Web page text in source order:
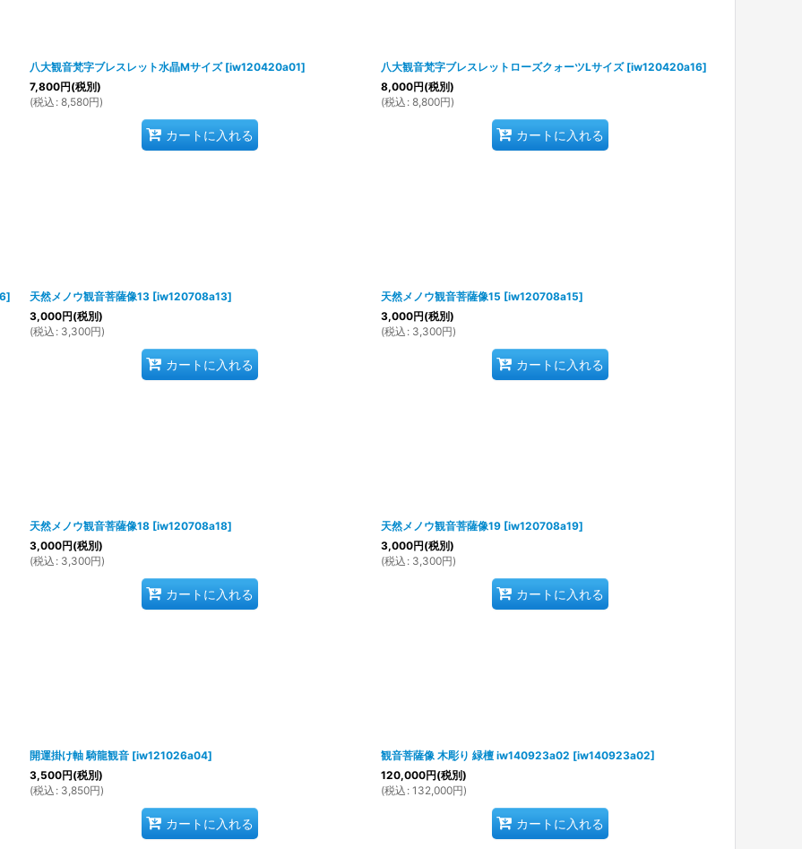
八大観音梵字ブレスレット水晶Mサイズ [iw120420a01]
7,800円(税別)
(税込 : 8,580円)
カートに入れる
八大観音梵字ブレスレットローズクォーツLサイズ [iw120420a16]
8,000円(税別)
(税込 : 8,800円)
カートに入れる
]
天然メノウ観音菩薩像13 [iw120708a13]
3,000円(税別)
(税込 : 3,300円)
カートに入れる
天然メノウ観音菩薩像15 [iw120708a15]
3,000円(税別)
(税込 : 3,300円)
カートに入れる
天然メノウ観音菩薩像18 [iw120708a18]
3,000円(税別)
(税込 : 3,300円)
カートに入れる
天然メノウ観音菩薩像19 [iw120708a19]
3,000円(税別)
(税込 : 3,300円)
カートに入れる
開運掛け軸 騎龍観音 [iw121026a04]
3,500円(税別)
(税込 : 3,850円)
カートに入れる
観音菩薩像 木彫り 緑檀 iw140923a02 [iw140923a02]
120,000円(税別)
(税込 : 132,000円)
カートに入れる